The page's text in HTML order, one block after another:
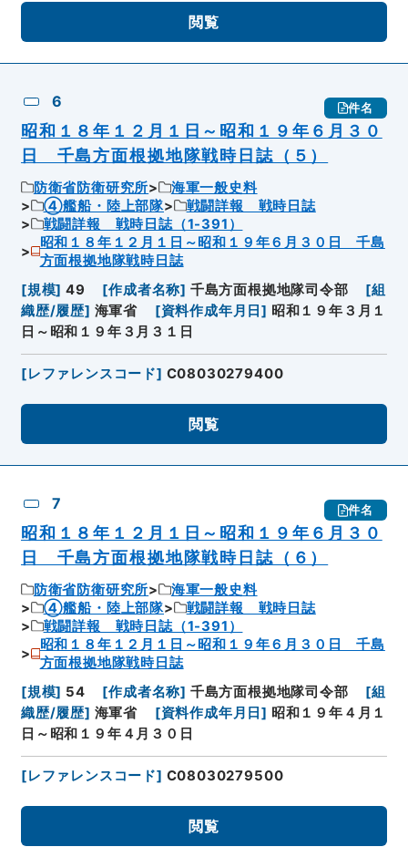
閲覧
6 件名
昭和１８年１２月１日～昭和１９年６月３０
日 千島方面根拠地隊戦時日誌（５）
防衛省防衛研究所
海軍一般史料
④艦船・陸上部隊
戦闘詳報 戦時日誌
戦闘詳報 戦時日誌（1-391）
昭和１８年１２月１日～昭和１９年６月３０日 千島
方面根拠地隊戦時日誌
[規模] 49 [作成者名称] 千島方面根拠地隊司令部 [組
織歴/履歴] 海軍省 [資料作成年月日] 昭和１９年３月１
日～昭和１９年３月３１日
[レファレンスコード] C08030279400
閲覧
7 件名
昭和１８年１２月１日～昭和１９年６月３０
日 千島方面根拠地隊戦時日誌（６）
防衛省防衛研究所
海軍一般史料
④艦船・陸上部隊
戦闘詳報 戦時日誌
戦闘詳報 戦時日誌（1-391）
昭和１８年１２月１日～昭和１９年６月３０日 千島
方面根拠地隊戦時日誌
[規模] 54 [作成者名称] 千島方面根拠地隊司令部 [組
織歴/履歴] 海軍省 [資料作成年月日] 昭和１９年４月１
日～昭和１９年４月３０日
[レファレンスコード] C08030279500
閲覧